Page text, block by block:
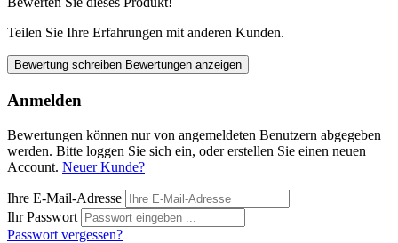
Teilen Sie Ihre Erfahrungen mit anderen Kunden.
Bewertung schreiben Bewertungen anzeigen
Anmelden
Bewertungen können nur von angemeldeten Benutzern abgegeben
werden. Bitte loggen Sie sich ein, oder erstellen Sie einen neuen
Account. Neuer Kunde?
Ihre E-Mail-Adresse
Ihr Passwort
Passwort vergessen?